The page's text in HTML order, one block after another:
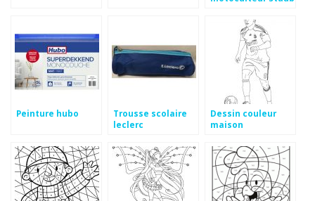
Peinture hubo
Trousse scolaire
leclerc
Dessin couleur
maison